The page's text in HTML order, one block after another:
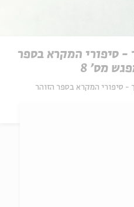
- סיפורי המקרא בספר
מס' 8
- סיפורי המקרא בספר הזוהר